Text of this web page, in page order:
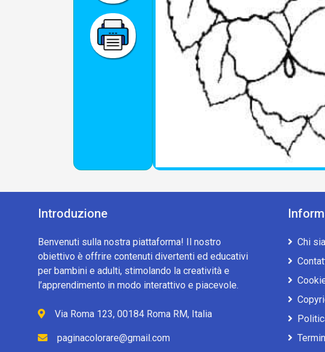
Introduzione
Benvenuti sulla nostra piattaforma! Il nostro
obiettivo è offrire contenuti divertenti ed educativi
per bambini e adulti, stimolando la creatività e
l’apprendimento in modo interattivo e piacevole.
Via Roma 123, 00184 Roma RM, Italia
paginacolorare@gmail.com
Chi